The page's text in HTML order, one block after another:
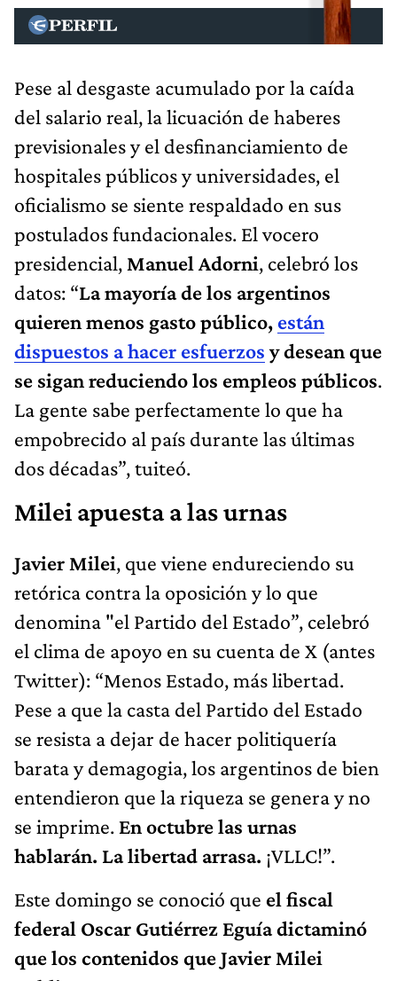
Pese al desgaste acumulado por la caída
del salario real, la licuación de haberes
previsionales y el desfinanciamiento de
hospitales públicos y universidades, el
oficialismo se siente respaldado en sus
postulados fundacionales. El vocero
presidencial, Manuel Adorni, celebró los
datos: “La mayoría de los argentinos
quieren menos gasto público, están
dispuestos a hacer esfuerzosy desean que
se sigan reduciendo los empleos públicos.
La gente sabe perfectamente lo que ha
empobrecido al país durante las últimas
dos décadas”, tuiteó.
Milei apuesta a las urnas
Javier Milei, que viene endureciendo su
retórica contra la oposición y lo que
denomina "el Partido del Estado”, celebró
el clima de apoyo en su cuenta de X (antes
Twitter): “Menos Estado, más libertad.
Pese a que la casta del Partido del Estado
se resista a dejar de hacer politiquería
barata y demagogia, los argentinos de bien
entendieron que la riqueza se genera y no
se imprime. En octubre las urnas
hablarán. La libertad arrasa. ¡VLLC!”.
Este domingo se conoció que el fiscal
federal Oscar Gutiérrez Eguía dictaminó
que los contenidos que Javier Milei